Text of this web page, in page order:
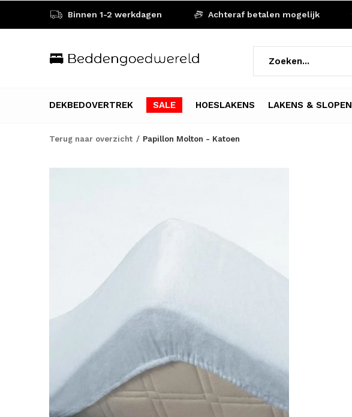
DEKBEDOVERTREK SALE HOESLAKENS LAKENS & SLOPEN
Binnen 1-2 werkdagen Achteraf betalen mogelijk
Terug naar overzicht Papillon Molton - Katoen